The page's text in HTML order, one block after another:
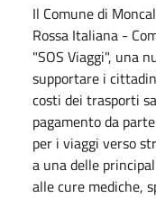
Il Comune di
Rossa Italiana -
"SOS Viaggi", una
supportare i
costi dei trasporti
pagamento da
per i viaggi verso
a una delle
alle cure mediche,